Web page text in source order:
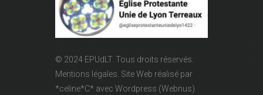
© 2024 EPUdLT. Tous droits réservés.
Mentions légales. Site Web réalisé par
*celine*C* avec Wordpress (Webnus).